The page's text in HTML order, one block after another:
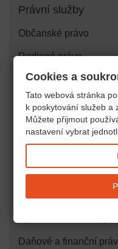
Právní služby
Občanské právo
Rodinné právo
Bytové právo a právo
Obchodní právo
Trestní právo
Ústavní právo
Insolvence,
Pracovní právo
Daňové a finanční
Cookies a
Tato webová stránka
k poskytování služeb a
Můžete přijmout
nastavení vybrat